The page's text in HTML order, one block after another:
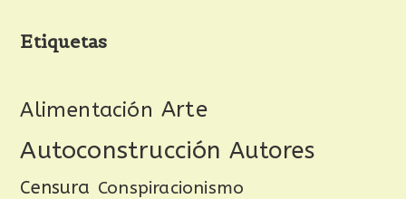
Etiquetas
Alimentación Arte
Autoconstrucción Autores
Censura Conspiracionismo